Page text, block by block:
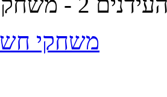
משחקי